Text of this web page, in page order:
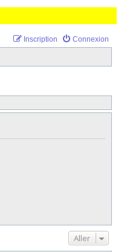
Connexion
Inscription
Aller